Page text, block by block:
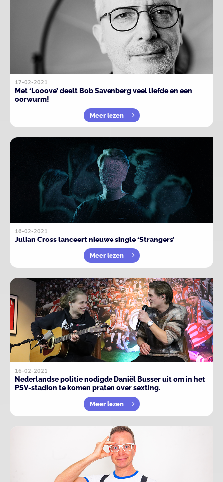
17-02-2021
Met ‘Looove’ deelt Bob Savenberg veel liefde en een
oorwurm!
Meer lezen
16-02-2021
Julian Cross lanceert nieuwe single ‘Strangers’
Meer lezen
16-02-2021
Nederlandse politie nodigde Daniël Busser uit om in het
PSV-stadion te komen praten over sexting.
Meer lezen